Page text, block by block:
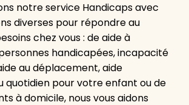
notre service Handicaps avec
diverses pour répondre au
chez vous : de aide à
handicapées, incapacité
au déplacement, aide
quotidien pour votre enfant ou de
à domicile, nous vous aidons